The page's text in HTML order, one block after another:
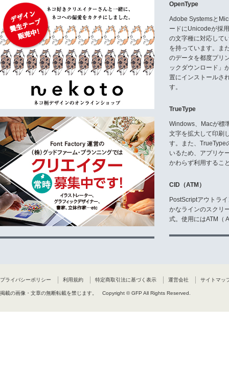
OpenType
Adobe Systemsと
ードにUnicodeが採
の文字種に対応して
を持っています。ま
のデータを都度プリ
ックダウンロード」
置にインストールさ
す。
TrueType
Windows、Macが標
文字を拡大して印刷
す。また、TrueType
いるため、アプリケ
かわらず利用するこ
CID（ATM）
PostScriptアウトラ
かなラインのスクリ
式。使用にはATM（
プライバシーポリシー 利用規約 特定商取引法に基づく表示 運営会社 サイトマッ
掲載の画像・文章の無断転載を禁じます。 Copyright © GFP All Rights Reserved.